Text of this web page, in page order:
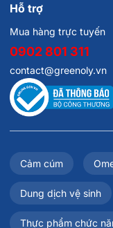
Hỗ trợ
Mua hàng trực tuyến
0902 801 311
contact@greenoly.vn
Cảm cúm
Dung dịch vệ sinh
Thực phẩm chức